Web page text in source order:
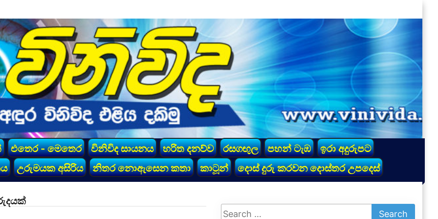
එතෙර - මෙතෙර විනිවිද සායනය හරිත දනව්ව රසගඟුල පහන් ටැඹ
ඉරා අදුරුපට
උරුමයක අසිරිය නිතර නොඇසෙන කතා කාටූන් දොස් දුරු කරවන දොස්තර උපදෙස්